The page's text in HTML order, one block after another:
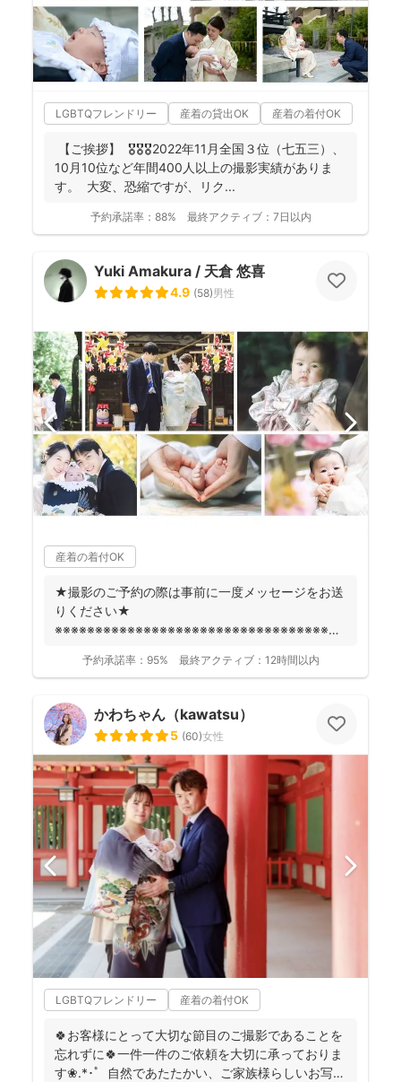
LGBTQフレンドリー 産着の貸出OK 産着の着付OK
【ご挨拶】 🎖️🎖️🎖️2022年11月全国３位（七五三）、
10月10位など年間400人以上の撮影実績がありま
す。 大変、恐縮ですが、リク...
予約承諾率： 88% 最終アクティブ： 7日以内
Yuki Amakura / 天倉 悠喜
4.9 (58)男性
産着の着付OK
★撮影のご予約の際は事前に一度メッセージをお送
りください★
※※※※※※※※※※※※※※※※※※※※※※※※※※※※※※※※※※※※
予約承諾率： 95% 最終アクティブ： 12時間以内
かわちゃん（kawatsu）
5 (60)女性
LGBTQフレンドリー 産着の着付OK
🍀お客様にとって大切な節目のご撮影であることを
忘れずに🍀一件一件のご依頼を大切に承っておりま
す❀.*･ﾟ 自然であたたかい、ご家族様らしいお写真